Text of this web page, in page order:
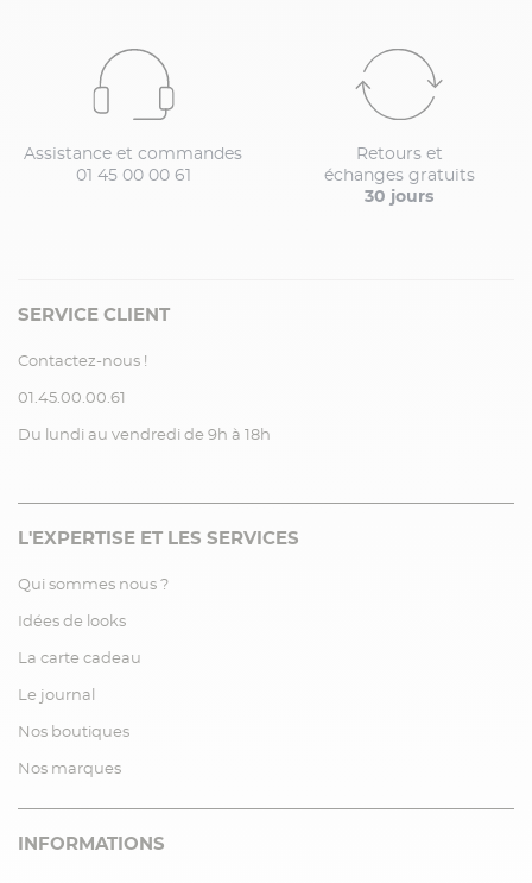
Assistance et commandes
01 45 00 00 61
Retours et
échanges gratuits
30 jours
SERVICE CLIENT
Contactez-nous !
01.45.00.00.61
Du lundi au vendredi de 9h à 18h
L'EXPERTISE ET LES SERVICES
Qui sommes nous ?
Idées de looks
La carte cadeau
Le journal
Nos boutiques
Nos marques
INFORMATIONS